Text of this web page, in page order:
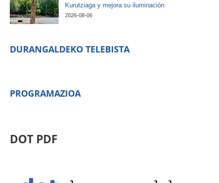
Kurutziaga y mejora su iluminación
2026-08-06
DURANGALDEKO TELEBISTA
PROGRAMAZIOA
DOT PDF